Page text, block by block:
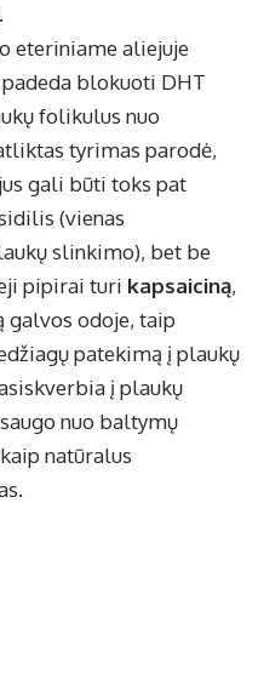
eteriniame aliejuje
padeda blokuoti DHT
folikulus nuo
tyrimas parodė,
gali būti toks pat
(vienas
slinkimo), bet be
pipirai turi kapsaiciną,
galvos odoje, taip
patekimą į plaukų
į plaukų
nuo baltymų
natūralus